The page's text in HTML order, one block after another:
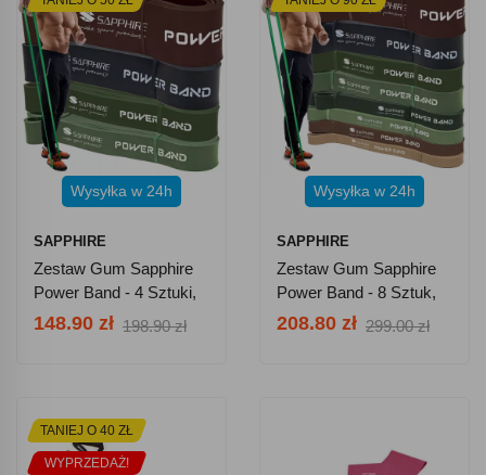
Wysyłka w 24h
SAPPHIRE
Zestaw Gum Sapphire
Power Band - 4 Sztuki,
Pakiet HARD
148.90 zł 198.90 zł
Wysyłka w 24h
SAPPHIRE
Zestaw Gum Sapphire
Power Band - 8 Sztuk,
Set
208.80 zł 299.00 zł
TANIEJ O 40 ZŁ
WYPRZEDAŻ!